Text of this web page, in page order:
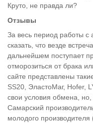
Круто, не правда ли?
Отзывы
За весь период работы
сказать, что везде
дальнейшем поступает
отморозиться от брака
сайте представлены
SS20, ЭластоМаг, Hofer,
свои условия обмена, но,
Самарский
молодого производителя